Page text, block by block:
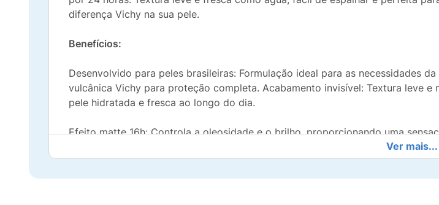
diferença Vichy na sua pele.
Benefícios:
Desenvolvido para peles brasileiras: Formulação ideal para as necessidades
vulcânica Vichy para proteção completa. Acabamento invisível: Textura leve
pele hidratada e fresca ao longo do dia.
Efeito matte 16h: Controla a oleosidade e o brilho, proporcionando uma
rápida absorção Sensação de pele limpa: Toque seco e confortável durante
Ação:
Ver mais...